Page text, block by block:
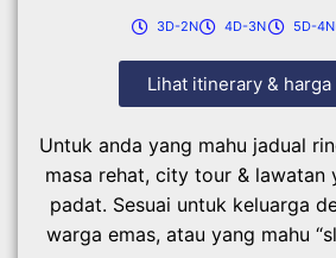
3D-2N 4D-3N 5D-4N
Lihat itinerary & harga
Untuk anda yang mahu jadual
masa rehat, city tour & lawatan
padat. Sesuai untuk keluarga
warga emas, atau yang mahu